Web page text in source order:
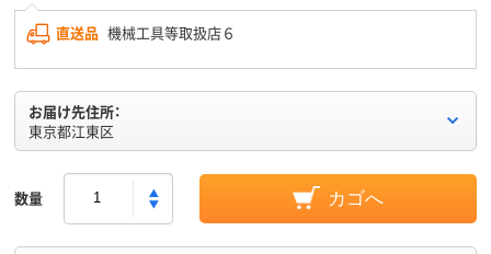
直送品 機械工具等取扱店６
お届け先住所：
東京都江東区
数量 カゴへ